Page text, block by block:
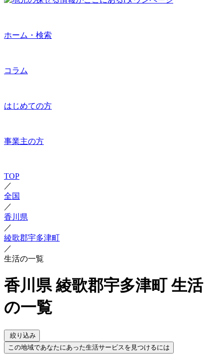
ホーム・検索
コラム
はじめての方
事業主の方
TOP
／
全国
／
香川県
／
綾歌郡宇多津町
／
生活の一覧
香川県 綾歌郡宇多津町 生活
の一覧
絞り込み
この地域であなたにあった生活サービスを見つけるには